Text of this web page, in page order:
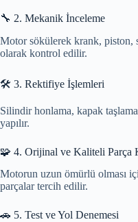
🔧 2. Mekanik İnceleme
Motor sökülerek krank, piston,
olarak kontrol edilir.
🛠 3. Rektifiye İşlemleri
Silindir honlama, kapak
yapılır.
🧩 4. Orijinal ve Kaliteli Parça
Motorun uzun ömürlü olması
parçalar tercih edilir.
🚗 5. Test ve Yol Denemesi